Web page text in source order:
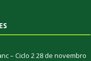
– Ciclo 228 de novembro